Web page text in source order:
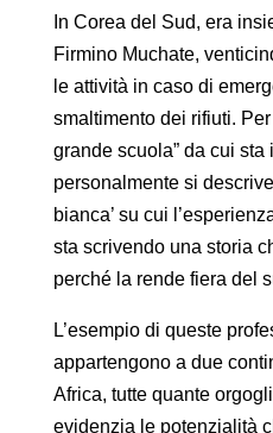
In Corea del Sud, era
Firmino Muchate,
le attività in caso di
smaltimento dei rifiuti.
grande scuola” da cui
personalmente si
bianca’ su cui
sta scrivendo una storia
perché la rende fiera del
L’esempio di queste
appartengono a due
Africa, tutte quante
evidenzia le potenzialità